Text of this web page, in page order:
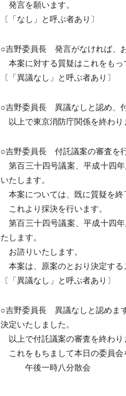
発言を願います。
〔「なし」と呼ぶ者あり〕
○吉野委員長 発言がなければ、
本案に対する質疑はこれをもっ
〔「異議なし」と呼ぶ者あり〕
○吉野委員長 異議なしと認め、
以上で東京消防庁関係を終わり
○吉野委員長 付託議案の審査を行
第百三十四号議案、平成十四年
いたします。
本案については、既に質疑を終
これより採決を行います。
第百三十四号議案、平成十四
たします。
お諮りいたします。
本案は、原案のとおり決定する
〔「異議なし」と呼ぶ者あり〕
○吉野委員長 異議なしと認めま
決定いたしました。
以上で付託議案の審査を終わり
これをもちまして本日の委員会
午後一時八分散会